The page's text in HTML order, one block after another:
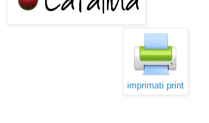
imprimati print